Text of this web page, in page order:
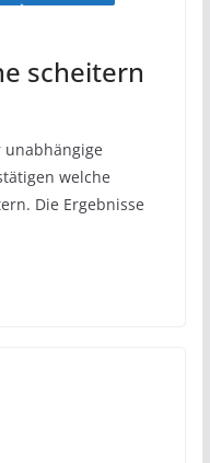
scheitern
unabhängige
welche
Die Ergebnisse